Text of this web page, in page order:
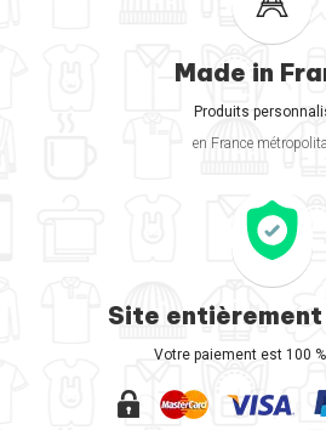
Made in
Produits
en France
Site entièrement
Votre paiement est 100